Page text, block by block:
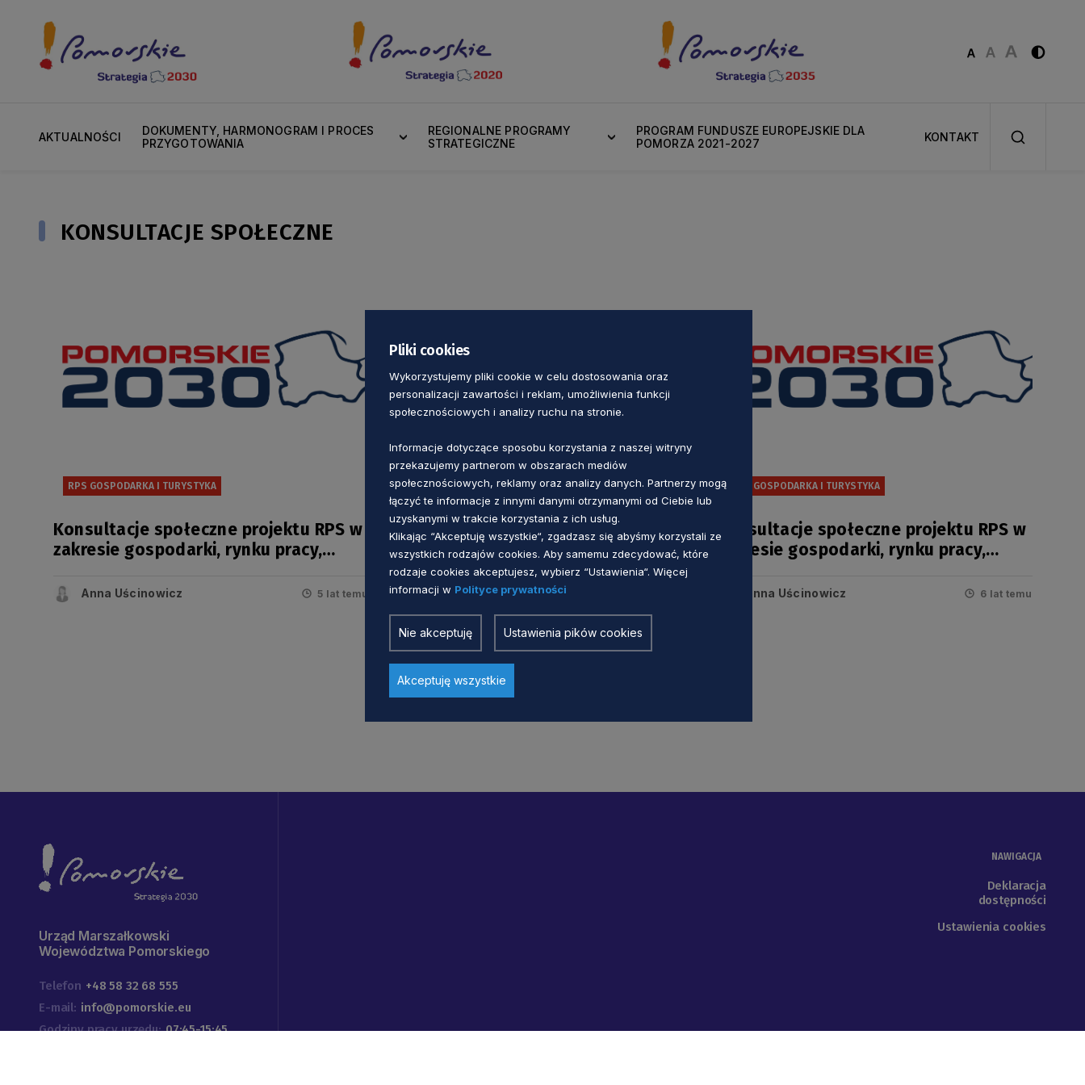
AKTUALNOŚCI
DOKUMENTY, HARMONOGRAM I PROCES
PRZYGOTOWANIA
REGIONALNE PROGRAMY
STRATEGICZNE
PROGRAM FUNDUSZE EUROPEJSKIE DLA
POMORZA 2021-2027
KONTAKT
KONSULTACJE SPOŁECZNE
RPS GOSPODARKA I TURYSTYKA
Konsultacje społeczne projektu RPS w
zakresie gospodarki, rynku pracy,
ramach strategicznej oceny
Anna Uścinowicz 5 lat temu
RPS GOSPODARKA I TURYSTYKA
Raport z konsultacji RPS w zakresie
gospodarki, rynku pracy, oferty
turystycznej i czasu wolnego
Anna Uścinowicz
RPS GOSPODARKA I TURYSTYKA
Konsultacje społeczne projektu RPS w
zakresie gospodarki, rynku pracy,
Anna Uścinowicz 6 lat temu
Urząd Marszałkowski
Województwa Pomorskiego
Telefon +48 58 32 68 555
E-mail: info@pomorskie.eu
Godziny pracy urzędu: 07:45-15:45
NAWIGACJA
Deklaracja
dostępności
Ustawienia cookies
Pliki cookies
Wykorzystujemy pliki cookie w celu dostosowania oraz
personalizacji zawartości i reklam, umożliwienia funkcji
społecznościowych i analizy ruchu na stronie.
Informacje dotyczące sposobu korzystania z naszej witryny
przekazujemy partnerom w obszarach mediów
społecznościowych, reklamy oraz analizy danych. Partnerzy mogą
łączyć te informacje z innymi danymi otrzymanymi od Ciebie lub
uzyskanymi w trakcie korzystania z ich usług.
Klikając “Akceptuję wszystkie“, zgadzasz się abyśmy korzystali ze
wszystkich rodzajów cookies. Aby samemu zdecydować, które
rodzaje cookies akceptujesz, wybierz “Ustawienia“. Więcej
informacji w Polityce prywatności
Nie akceptuję Ustawienia pików cookies
Akceptuję wszystkie